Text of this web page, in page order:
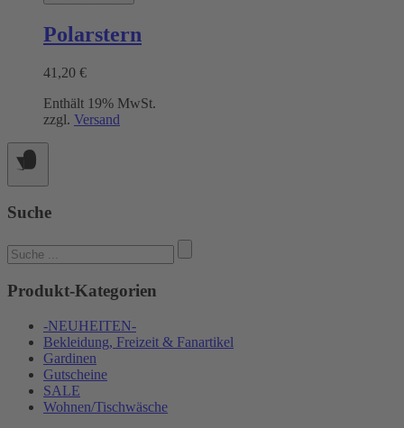
Polarstern
41,20 €
Enthält 19% MwSt.
zzgl. Versand
Suche
Suchen
nach:
Produkt-Kategorien
-NEUHEITEN-
Bekleidung, Freizeit & Fanartikel
Gardinen
Gutscheine
SALE
Wohnen/Tischwäsche